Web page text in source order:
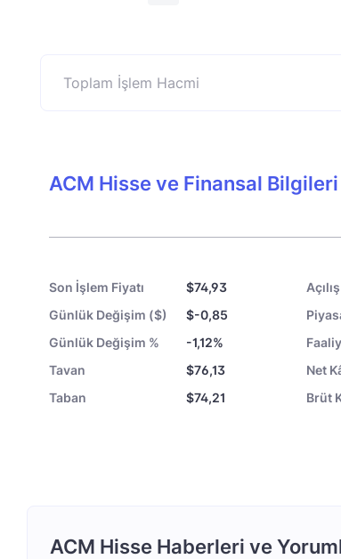
Toplam İşlem Hacmi
ACM Hisse ve Finansal Bilgileri
Son İşlem Fiyatı $74,93
Günlük Değişim ($)
$-0,85
Günlük Değişim %
-1,12%
Tavan
$76,13 Net
Taban
$74,21 Brüt
ACM Hisse Haberleri ve